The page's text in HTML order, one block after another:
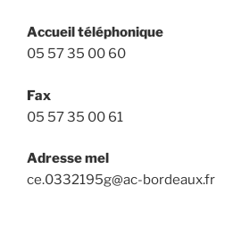
Accueil téléphonique
05 57 35 00 60
Fax
05 57 35 00 61
Adresse mel
ce.0332195g@ac-bordeaux.fr